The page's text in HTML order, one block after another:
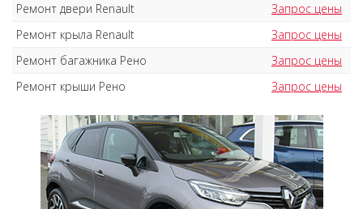
Ремонт двери Renault
Запрос цены
Ремонт крыла Renault
Запрос цены
Ремонт багажника Рено
Запрос цены
Ремонт крыши Рено
Запрос цены